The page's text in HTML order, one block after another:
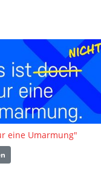
eine Umarmung"